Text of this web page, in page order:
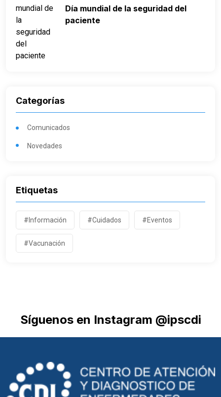
Día mundial de la seguridad del
paciente
Categorías
Comunicados
Novedades
Etiquetas
#Información #Cuidados #Eventos
#Vacunación
Síguenos en Instagram @ipscdi